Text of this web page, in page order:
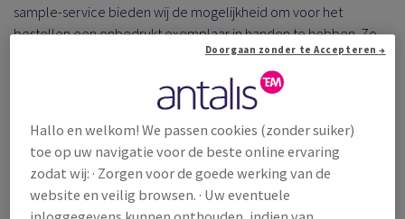
sample-service bieden wij de mogelijkheid om voor het
bestellen een onbedrukt exemplaar in handen te hebben. Zo
hebben u en uw klant zekerheid over het eindresultaat.
Hallo en welkom! We passen cookies (zonder suiker)
toe op uw navigatie voor de beste online ervaring
zodat wij: · Zorgen voor de goede werking van de
website en veilig browsen. · Uw eventuele
Doorgaan zonder te Accepteren →